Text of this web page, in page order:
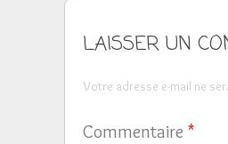
LAISSER UN
Votre adresse e-mail ne
Commentaire *